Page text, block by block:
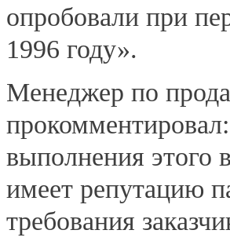
опробовали при
1996 году».
Менеджер по
выполнения этого
имеет репутацию
требования